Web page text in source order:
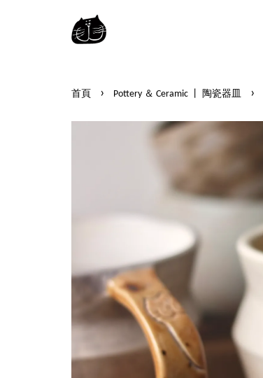
首頁 › Pottery ＆ Ceramic 丨 陶瓷器皿 ›